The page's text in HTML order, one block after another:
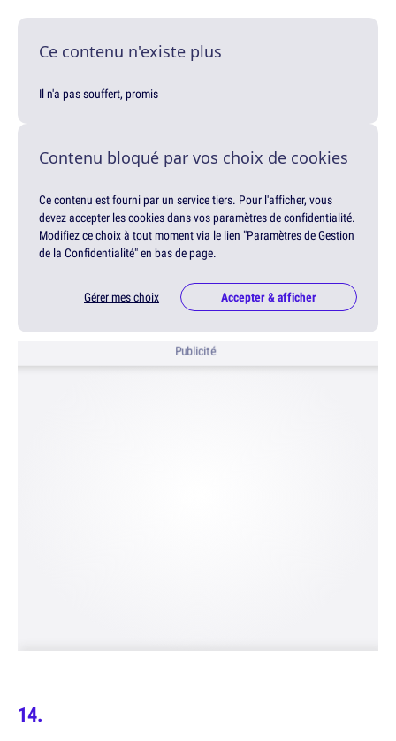
Ce contenu n'existe plus
Il n'a pas souffert, promis
Contenu bloqué par vos choix de cookies
Ce contenu est fourni par un service tiers. Pour l'afficher, vous
devez accepter les cookies dans vos paramètres de confidentialité.
Modifiez ce choix à tout moment via le lien "Paramètres de Gestion
de la Confidentialité" en bas de page.
Gérer mes choix Accepter & afficher
Publicité